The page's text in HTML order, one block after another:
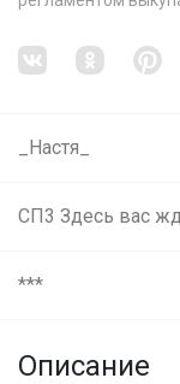
_Настя_
***
Описание